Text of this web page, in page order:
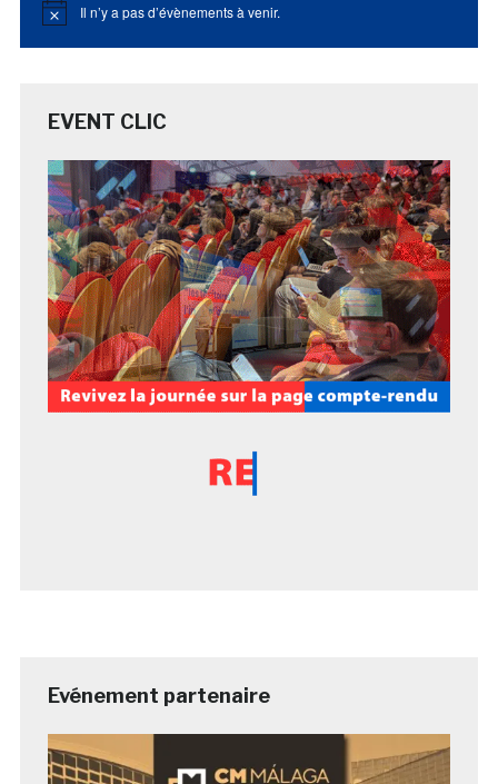
Notice Il n’y a pas d’évènements à venir.
EVENT CLIC
Evénement partenaire